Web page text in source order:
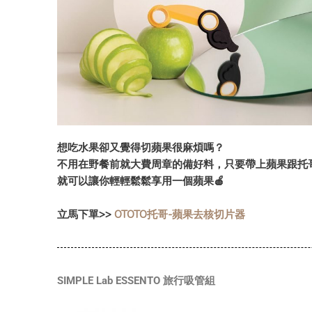
想吃水果卻又覺得切蘋果很麻煩嗎？
不用在野餐前就大費周章的備好料，只要帶上蘋果跟托
就可以讓你輕輕鬆鬆享用一個蘋果🍎
立馬下單>> OTOTO托哥-蘋果去核切片器
SIMPLE Lab ESSENTO 旅行吸管組